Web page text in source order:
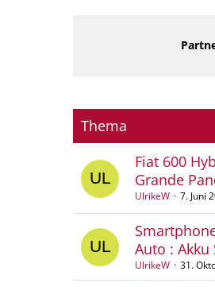
Thema
Fiat 600
Grande
UlrikeW 7. Juni
Auto :
UlrikeW 31.